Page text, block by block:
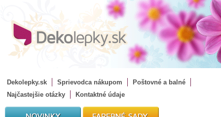
Dekolepky.sk Sprievodca nákupom
Poštovné a balné
Najčastejšie otázky
Kontaktné údaje